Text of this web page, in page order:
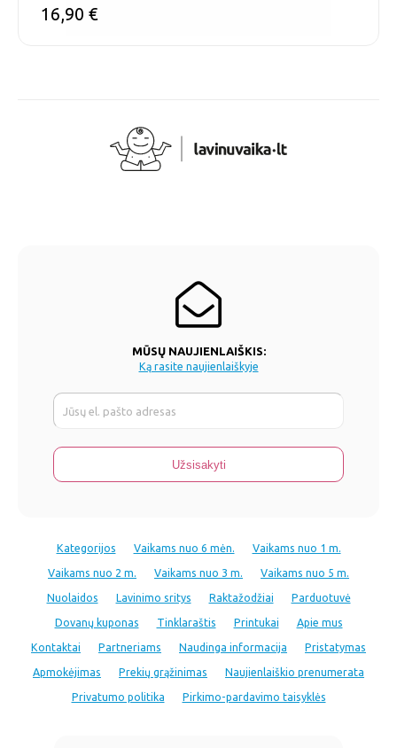
16,90 €
MŪSŲ NAUJIENLAIŠKIS:
Ką rasite naujienlaiškyje
Kategorijos Vaikams nuo 6 mėn.
Vaikams nuo 1 m.
Vaikams nuo 2 m.
Vaikams nuo 3 m.
Vaikams nuo 5 m.
Nuolaidos
Lavinimo sritys Raktažodžiai
Parduotuvė
Dovanų kuponas
Tinklaraštis Printukai
Apie mus
Kontaktai
Partneriams Naudinga informacija
Pristatymas
Apmokėjimas
Prekių grąžinimas
Naujienlaiškio prenumerata
Privatumo politika
Pirkimo-pardavimo taisyklės